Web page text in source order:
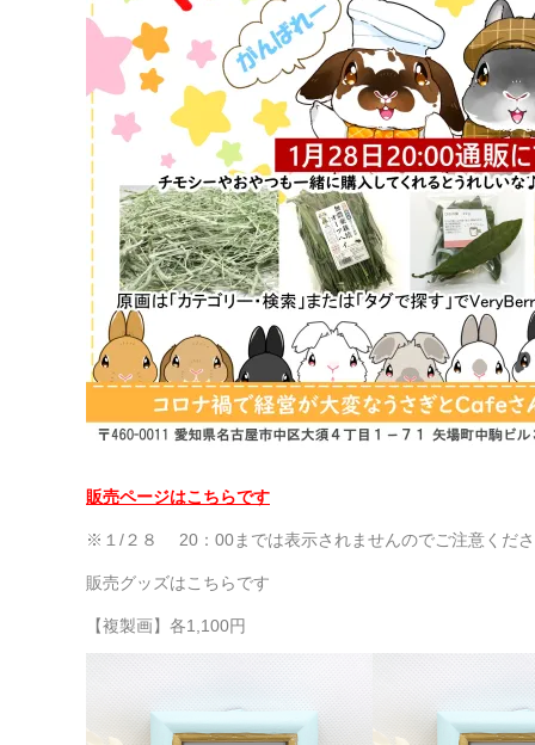
販売ページはこちらです
※１/２８ 20：00までは表示されませんのでご注意くだ
販売グッズはこちらです
【複製画】各1,100円